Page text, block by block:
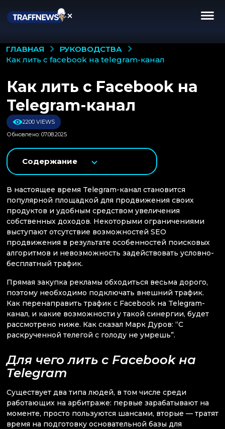
ГЛАВНАЯ
РУКОВОДСТВА
как лить с facebook на telegram-канал
Как лить с Facebook на
Telegram-канал
2200 VIEWS
Обновлено: 07.08.2025
Содержание
В настоящее время Telegram-канал становится
популярной площадкой для продвижения своих
продуктов и удобным средством увеличения
собственных доходов. Некоторыми ограничениями
выступают отсутствие возможностей SEO
продвижения в результате особенностей поисковых
алгоритмов и невозможность задействовать условно-
бесплатный трафик.
Прямая закупка рекламы обходиться весьма дорого,
поэтому необходимо подключать внешний трафик.
Как перенаправить трафик с Facebook на Telegram-
канал, и какие возможности у такой синергии, будет
рассмотрено ниже. Как сказал Марк Дуров: “С
раскрученной телегой с голоду не умрешь”.
Для чего лить с Facebook на
Telegram
Существует два типа людей, в том числе среди
работающих на арбитраже: первые зарабатывают на
моменте, просто пользуются шансами, вторые — тратят
время на подготовку основательной базы для